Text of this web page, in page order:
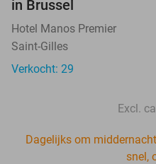
in Brussel
Hotel Manos Premier
Saint-Gilles
Verkocht: 29
Excl.
Dagelijks om
snel,